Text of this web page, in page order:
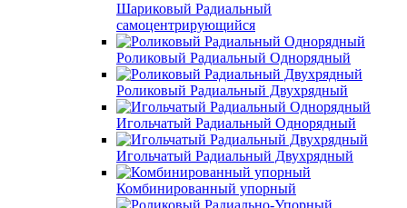
Шариковый Радиальный
самоцентрирующийся
Роликовый Радиальный Однорядный
Роликовый Радиальный Двухрядный
Игольчатый Радиальный Однорядный
Игольчатый Радиальный Двухрядный
Комбинированный упорный